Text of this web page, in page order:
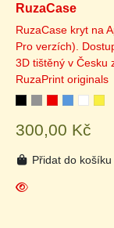
RuzaCase
RuzaCase kryt na
Pro verzích).
3D tištěný v Česku
RuzaPrint originals
300,00 Kč
Přidat do košíku